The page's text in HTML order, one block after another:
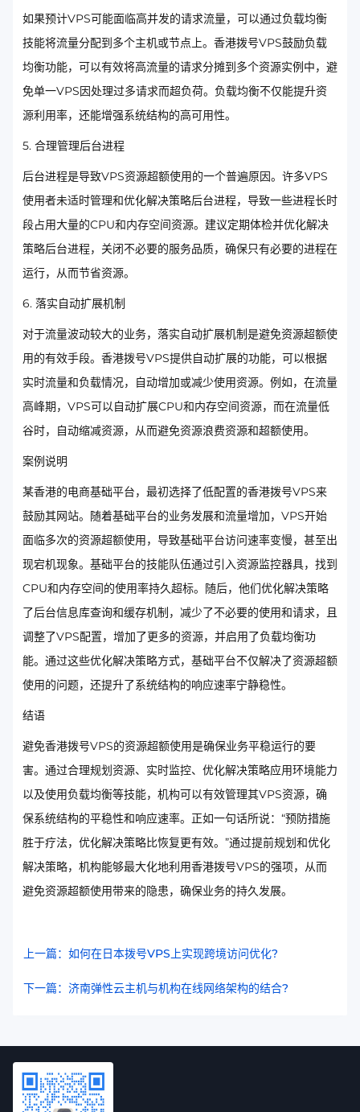
如果预计VPS可能面临高并发的请求流量，可以通过负载均衡
技能将流量分配到多个主机或节点上。香港拨号VPS鼓励负载
均衡功能，可以有效将高流量的请求分摊到多个资源实例中，避
免单一VPS因处理过多请求而超负荷。负载均衡不仅能提升资
源利用率，还能增强系统结构的高可用性。
5. 合理管理后台进程
后台进程是导致VPS资源超额使用的一个普遍原因。许多VPS
使用者未适时管理和优化解决策略后台进程，导致一些进程长时
段占用大量的CPU和内存空间资源。建议定期体检并优化解决
策略后台进程，关闭不必要的服务品质，确保只有必要的进程在
运行，从而节省资源。
6. 落实自动扩展机制
对于流量波动较大的业务，落实自动扩展机制是避免资源超额使
用的有效手段。香港拨号VPS提供自动扩展的功能，可以根据
实时流量和负载情况，自动增加或减少使用资源。例如，在流量
高峰期，VPS可以自动扩展CPU和内存空间资源，而在流量低
谷时，自动缩减资源，从而避免资源浪费资源和超额使用。
案例说明
某香港的电商基础平台，最初选择了低配置的香港拨号VPS来
鼓励其网站。随着基础平台的业务发展和流量增加，VPS开始
面临多次的资源超额使用，导致基础平台访问速率变慢，甚至出
现宕机现象。基础平台的技能队伍通过引入资源监控器具，找到
CPU和内存空间的使用率持久超标。随后，他们优化解决策略
了后台信息库查询和缓存机制，减少了不必要的使用和请求，且
调整了VPS配置，增加了更多的资源，并启用了负载均衡功
能。通过这些优化解决策略方式，基础平台不仅解决了资源超额
使用的问题，还提升了系统结构的响应速率宁静稳性。
结语
避免香港拨号VPS的资源超额使用是确保业务平稳运行的要
害。通过合理规划资源、实时监控、优化解决策略应用环境能力
以及使用负载均衡等技能，机构可以有效管理其VPS资源，确
保系统结构的平稳性和响应速率。正如一句话所说：“预防措施
胜于疗法，优化解决策略比恢复更有效。”通过提前规划和优化
解决策略，机构能够最大化地利用香港拨号VPS的强项，从而
避免资源超额使用带来的隐患，确保业务的持久发展。
上一篇：如何在日本拨号VPS上实现跨境访问优化?
下一篇：济南弹性云主机与机构在线网络架构的结合?